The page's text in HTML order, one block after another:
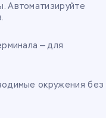
Автоматизируйте
— для
окружения без